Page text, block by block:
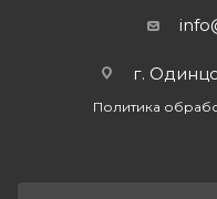
г.
Политика